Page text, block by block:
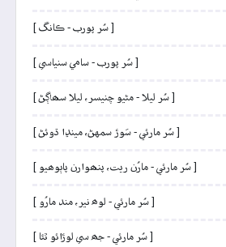
[ سُر پورب - ڪانگ ]
[ سُر پورب - سامي سنياسي ]
[ سُر ليلا - مڻيو چنيسر، ليلا سھاڳڻ ]
[ سُر مارئي - سَوڙ سمهڻ، مينڍا ڌوئڻ ]
[ سُر مارئي - مارُن ريت، پنھوارن پاٻوھيو ]
[ سُر مارئي - لوھ نير، مند مارُو ]
[ سُر مارئي - جھ سي لوڙائو ٿئا ]